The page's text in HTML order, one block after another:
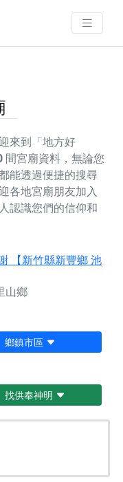
資料｜拜好
的信仰
來到「地方好
間宮廟資料，無論您
能透過便捷的搜尋
各地宮廟朋友加入
認識您們的信仰和
【新竹縣新豐鄉 池和
山鄉
鄉鎮市區
找供奉神明